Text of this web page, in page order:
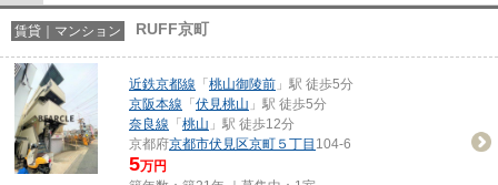
賃貸｜マンション RUFF京町
近鉄京都線 「 桃山御陵前 」駅 徒歩5分
京阪本線 「 伏見桃山 」駅 徒歩5分
奈良線 「 桃山 」駅 徒歩12分
京都府京都市伏見区京町５丁目 104-6
5万円